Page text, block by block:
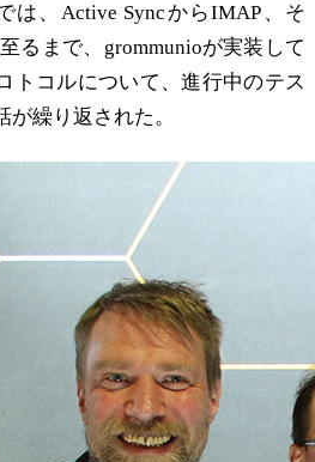
は、Active SyncからIMAP、そ
るまで、grommunioが実装して
トコルについて、進行中のテス
が繰り返された。